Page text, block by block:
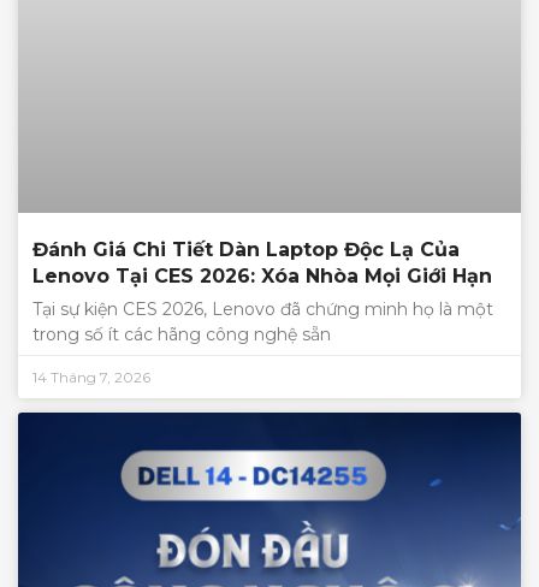
Đánh Giá Chi Tiết Dàn Laptop Độc Lạ Của
Lenovo Tại CES 2026: Xóa Nhòa Mọi Giới Hạn
Tại sự kiện CES 2026, Lenovo đã chứng minh họ là một
trong số ít các hãng công nghệ sẵn
14 Tháng 7, 2026